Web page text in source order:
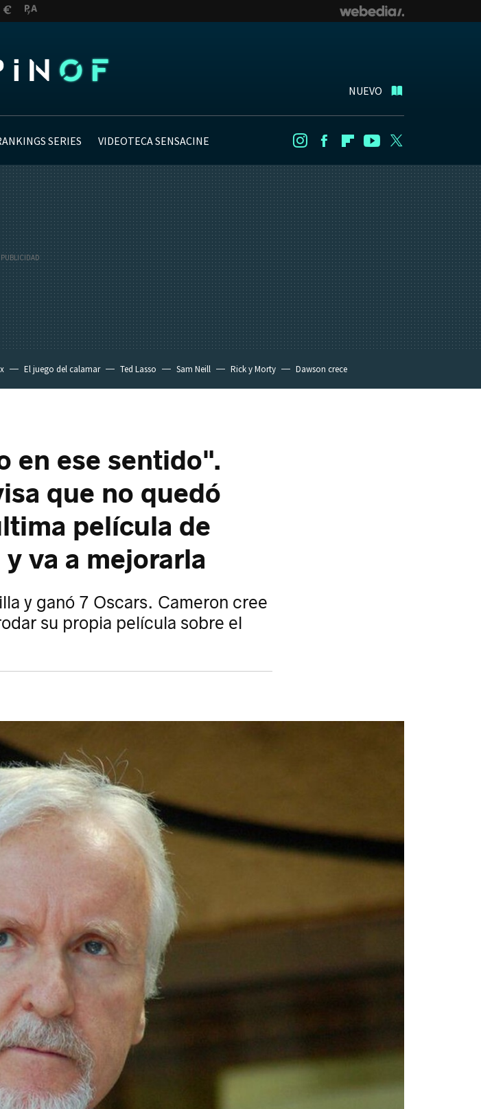
NUEVO
SERIES VIDEOTECA SENSACINE InstagramFacebookFlipboard
Youtube
El juego del calamar Ted Lasso Sam Neill Rick y Morty Dawson crece
en ese sentido".
que no quedó
película de
va a mejorarla
y ganó 7 Oscars. Cameron cree
su propia película sobre el